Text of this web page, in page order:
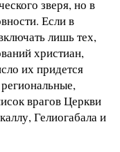
зверя, но в
Если в
лишь тех,
христиан,
их придется
врагов Церкви
Гелиогабала и